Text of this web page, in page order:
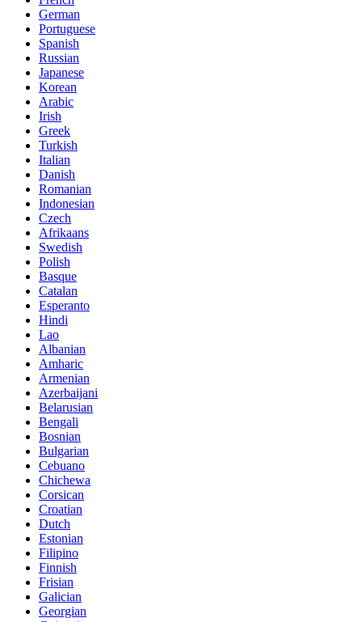
German
Portuguese
Spanish
Russian
Japanese
Korean
Arabic
Irish
Greek
Turkish
Italian
Danish
Romanian
Indonesian
Czech
Afrikaans
Swedish
Polish
Basque
Catalan
Esperanto
Hindi
Lao
Albanian
Amharic
Armenian
Azerbaijani
Belarusian
Bengali
Bosnian
Bulgarian
Cebuano
Chichewa
Corsican
Croatian
Dutch
Estonian
Filipino
Finnish
Frisian
Galician
Georgian